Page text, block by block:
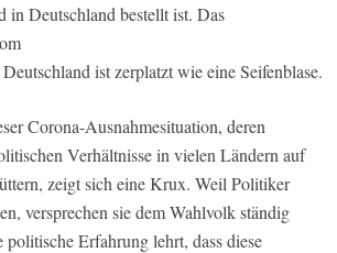
in Deutschland bestellt ist. Das
ist zerplatzt wie eine Seifenblase.
Corona-Ausnahmesituation, deren
Verhältnisse in vielen Ländern auf
zeigt sich eine Krux. Weil Politiker
versprechen sie dem Wahlvolk ständig
Erfahrung lehrt, dass diese